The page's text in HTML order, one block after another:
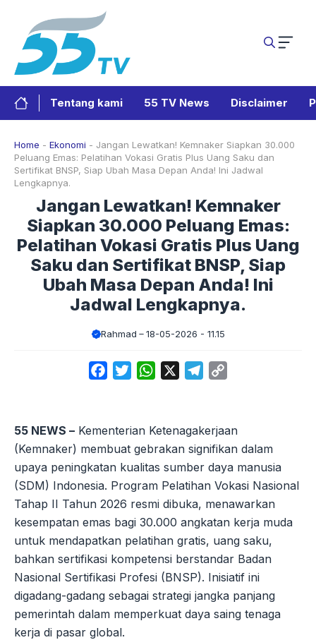
Tentang kami 55 TV News Disclaimer
Home - Ekonomi - Jangan Lewatkan! Kemnaker Siapkan 30.000
Peluang Emas: Pelatihan Vokasi Gratis Plus Uang Saku dan
Sertifikat BNSP, Siap Ubah Masa Depan Anda! Ini Jadwal
Lengkapnya.
Jangan Lewatkan! Kemnaker
Siapkan 30.000 Peluang Emas:
Pelatihan Vokasi Gratis Plus Uang
Saku dan Sertifikat BNSP, Siap
Ubah Masa Depan Anda! Ini
Jadwal Lengkapnya.
Rahmad 18-05-2026 - 11.15
FacebookTwitterWhatsApp Telegram
55 NEWS – Kementerian Ketenagakerjaan
(Kemnaker) membuat gebrakan signifikan dalam
upaya peningkatan kualitas sumber daya manusia
(SDM) Indonesia. Program Pelatihan Vokasi Nasional
Tahap II Tahun 2026 resmi dibuka, menawarkan
kesempatan emas bagi 30.000 angkatan kerja muda
untuk mendapatkan pelatihan gratis, uang saku,
bahkan sertifikasi kompetensi berstandar Badan
Nasional Sertifikasi Profesi (BNSP). Inisiatif ini
digadang-gadang sebagai strategi jangka panjang
pemerintah dalam memperkuat daya saing tenaga
kerja di pasar global.